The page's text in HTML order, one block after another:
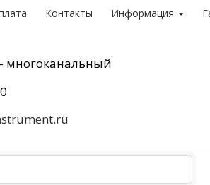
Контакты Информация
- многоканальный